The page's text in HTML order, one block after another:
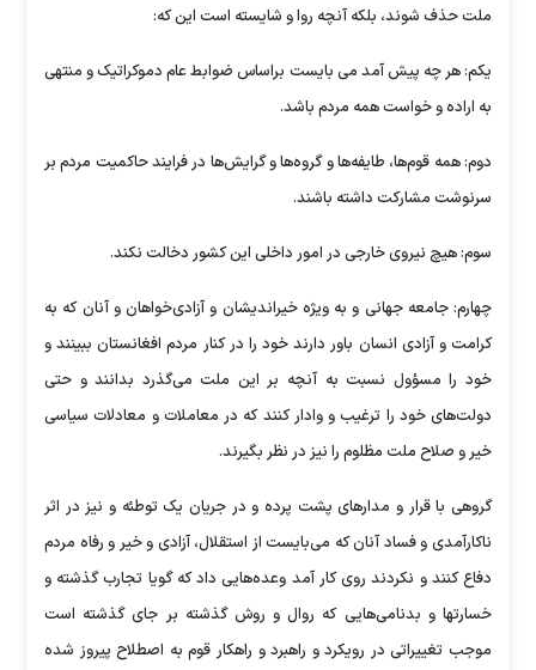
ملت حذف شوند، بلکه آنچه روا و شایسته است این که:
یکم: هر چه پیش آمد می بایست براساس ضوابط عام دموکراتیک و منتهی
به اراده و خواست همه مردم باشد.
دوم: همه قوم‌ها، طایفه‌ها و گروه‌ها و گرایش‌ها در فرایند حاکمیت مردم بر
سرنوشت مشارکت داشته باشند.
سوم: هیچ نیروی خارجی در امور داخلی این کشور دخالت نکند.
چهارم: جامعه جهانی و به ویژه خیراندیشان و آزادی‌خواهان و آنان که به
کرامت و آزادی انسان باور دارند خود را در کنار مردم افغانستان ببینند و
خود را مسؤول نسبت به آنچه بر این ملت می‌گذرد بدانند و حتی
دولت‌های خود را ترغیب و وادار کنند که در معاملات و معادلات سیاسی
خیر و صلاح ملت مظلوم را نیز در نظر بگیرند.
گروهی با قرار و مدارهای پشت پرده و در جریان یک توطئه و نیز در اثر
ناکارآمدی و فساد آنان که می‌بایست از استقلال، آزادی و خیر و رفاه مردم
دفاع کنند و نکردند روی کار آمد وعده‌هایی داد که گویا تجارب گذشته و
خسارتها و بدنامی‌هایی که روال و روش گذشته بر جای گذشته است
موجب تغییراتی در رویکرد و راهبرد و راهکار قوم به اصطلاح پیروز شده